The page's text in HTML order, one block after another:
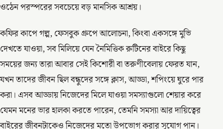
ওঠেন পরস্পরের সবচেয়ে বড় মানসিক আশ্রয়।
কফির কাপে গল্প, ফেসবুক গ্রুপে আলোচনা, কিংবা একসঙ্গে মুভি
দেখতে যাওয়া, সব মিলিয়ে যেন নৈমিত্তিক রুটিনের বাইরে কিছু
সময়ের জন্য তারা আবার সেই কিশোরী বা তরুণীবেলায় ফেরত যান,
যখন তাদের জীবন ছিল বন্ধুদের সঙ্গে ক্লাস, আড্ডা, শপিংয়ে ঘুরে পার
করা। এসব আড্ডায় নিজেদের মিলে যাওয়া সমস্যাগুলো শেয়ার করে
যেমন মনের ভার হালকা করতে পারেন, তেমনি সমস্যা আর দায়িত্বের
বাইরের জীবনটাকেও নিজেদের মতো উপভোগ করার সুযোগ পান।